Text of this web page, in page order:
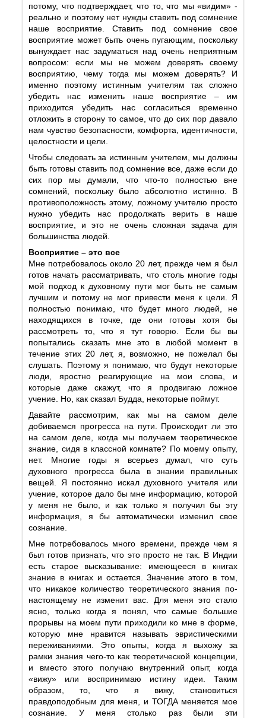
потому, что подтверждает, что то, что мы «видим» -
реально и поэтому нет нужды ставить под сомнение
наше восприятие. Ставить под сомнение свое
восприятие может быть очень пугающим, поскольку
вынуждает нас задуматься над очень неприятным
вопросом: если мы не можем доверять своему
восприятию, чему тогда мы можем доверять? И
именно поэтому истинным учителям так сложно
убедить нас изменить наше восприятие – им
приходится убедить нас согласиться временно
отложить в сторону то самое, что до сих пор давало
нам чувство безопасности, комфорта, идентичности,
целостности и цели.
Чтобы следовать за истинным учителем, мы должны
быть готовы ставить под сомнение все, даже если до
сих пор мы думали, что что-то полностью вне
сомнений, поскольку было абсолютно истинно. В
противоположность этому, ложному учителю просто
нужно убедить нас продолжать верить в наше
восприятие, и это не очень сложная задача для
большинства людей.
Восприятие – это все
Мне потребовалось около 20 лет, прежде чем я был
готов начать рассматривать, что столь многие годы
мой подход к духовному пути мог быть не самым
лучшим и потому не мог привести меня к цели. Я
полностью понимаю, что будет много людей, не
находящихся в точке, где они готовы хотя бы
рассмотреть то, что я тут говорю. Если бы вы
попытались сказать мне это в любой момент в
течение этих 20 лет, я, возможно, не пожелал бы
слушать. Поэтому я понимаю, что будут некоторые
люди, яростно реагирующие на мои слова, и
которые даже скажут, что я продвигаю ложное
учение. Но, как сказал Будда, некоторые поймут.
Давайте рассмотрим, как мы на самом деле
добиваемся прогресса на пути. Происходит ли это
на самом деле, когда мы получаем теоретическое
знание, сидя в классной комнате? По моему опыту,
нет. Многие годы я всерьез думал, что суть
духовного прогресса была в знании правильных
вещей. Я постоянно искал духовного учителя или
учение, которое дало бы мне информацию, которой
у меня не было, и как только я получил бы эту
информация, я бы автоматически изменил свое
сознание.
Мне потребовалось много времени, прежде чем я
был готов признать, что это просто не так. В Индии
есть старое высказывание: имеющееся в книгах
знание в книгах и остается. Значение этого в том,
что никакое количество теоретического знания по-
настоящему не изменит вас. Для меня это стало
ясно, только когда я понял, что самые большие
прорывы на моем пути приходили ко мне в форме,
которую мне нравится называть эвристическими
переживаниями. Это опыты, когда я выхожу за
рамки знания чего-то как теоретической концепции,
и вместо этого получаю внутренний опыт, когда
«вижу» или воспринимаю истину идеи. Таким
образом, то, что я вижу, становиться
правдоподобным для меня, и ТОГДА меняется мое
сознание. У меня столько раз были эти